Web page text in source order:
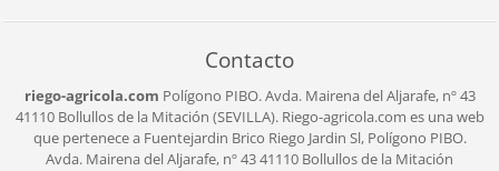
Contacto
riego-agricola.com Polígono PIBO.Avda. Mairena del Aljarafe, nº 43
41110 Bollullos de la Mitación (SEVILLA). Riego-agricola.com es una web
que pertenece a Fuentejardin Brico Riego Jardin Sl,Polígono PIBO.
Avda. Mairena del Aljarafe, nº 4341110 Bollullos de la Mitación